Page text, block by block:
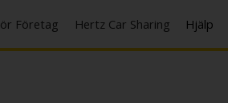
För Företag Hertz Car Sharing Hjälp